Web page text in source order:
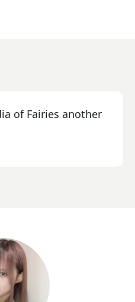
of Fairies another